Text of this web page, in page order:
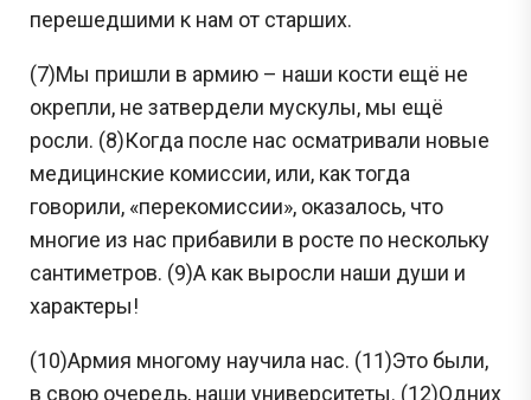
перешедшими к нам от старших.
(7)Мы пришли в армию – наши кости ещё не
окрепли, не затвердели мускулы, мы ещё
росли. (8)Когда после нас осматривали новые
медицинские комиссии, или, как тогда
говорили, «перекомиссии», оказалось, что
многие из нас прибавили в росте по нескольку
сантиметров. (9)А как выросли наши души и
характеры!
(10)Армия многому научила нас. (11)Это были,
в свою очередь, наши университеты. (12)Одних